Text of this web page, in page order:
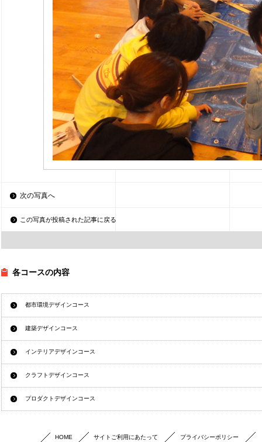
次の写真へ
この写真が投稿された記事に戻る
各コースの内容
都市環境デザインコース
建築デザインコース
インテリアデザインコース
クラフトデザインコース
プロダクトデザインコース
HOME サイトご利用にあたって プライバシーポリシー